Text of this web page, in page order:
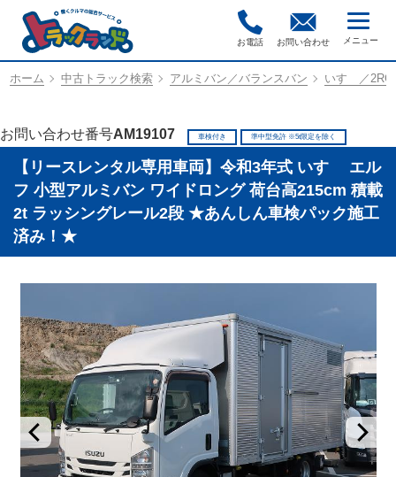
お電話 お問い合わせ
ホーム 中古トラック検索 アルミバン／バランスバン いすゞ／
お問い合わせ番号AM19107 車検付き 準中型免許 ※5t限定を除く
【リースレンタル専用車両】令和3年式 いすゞ エル
フ 小型アルミバン ワイドロング 荷台高215cm 積載
2t ラッシングレール2段 ★あんしん車検パック施工
済み！★